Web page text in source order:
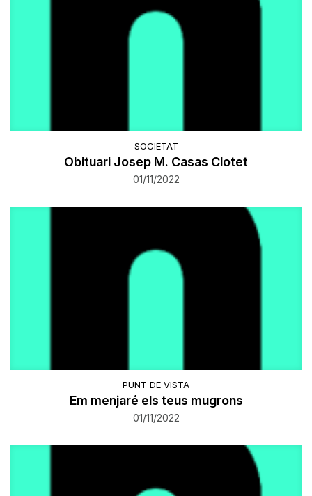
SOCIETAT
Obituari Josep M. Casas Clotet
01/11/2022
PUNT DE VISTA
Em menjaré els teus mugrons
01/11/2022